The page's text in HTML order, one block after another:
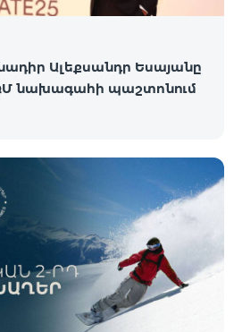
Ալեքսանդր Եսայանը
նախագահի պաշտոնում